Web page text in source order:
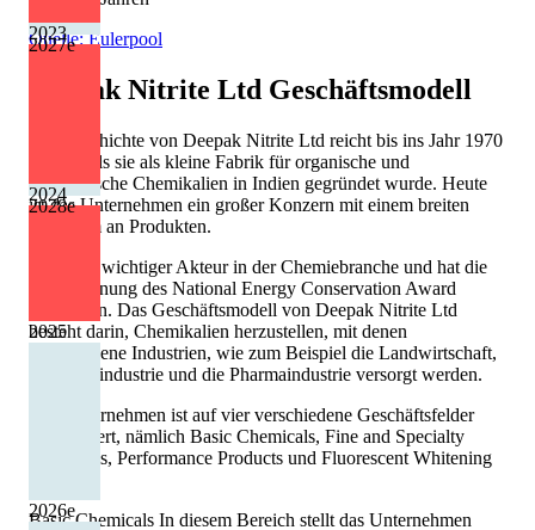
2027e
2028e
2023
2024
2025
2026e
Quelle: Eulerpool
Deepak Nitrite Ltd Geschäftsmodell
Die Geschichte von Deepak Nitrite Ltd reicht bis ins Jahr 1970
zurück, als sie als kleine Fabrik für organische und
anorganische Chemikalien in Indien gegründet wurde. Heute
ist das Unternehmen ein großer Konzern mit einem breiten
Spektrum an Produkten.
Es ist ein wichtiger Akteur in der Chemiebranche und hat die
Auszeichnung des National Energy Conservation Award
gewonnen. Das Geschäftsmodell von Deepak Nitrite Ltd
besteht darin, Chemikalien herzustellen, mit denen
verschiedene Industrien, wie zum Beispiel die Landwirtschaft,
die Textilindustrie und die Pharmaindustrie versorgt werden.
Das Unternehmen ist auf vier verschiedene Geschäftsfelder
spezialisiert, nämlich Basic Chemicals, Fine and Specialty
Chemicals, Performance Products und Fluorescent Whitening
Basic Chemicals In diesem Bereich stellt das Unternehmen